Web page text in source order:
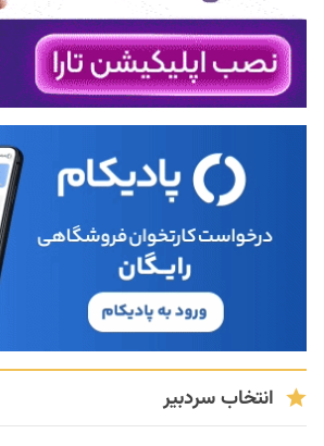
انتخاب سردبیر